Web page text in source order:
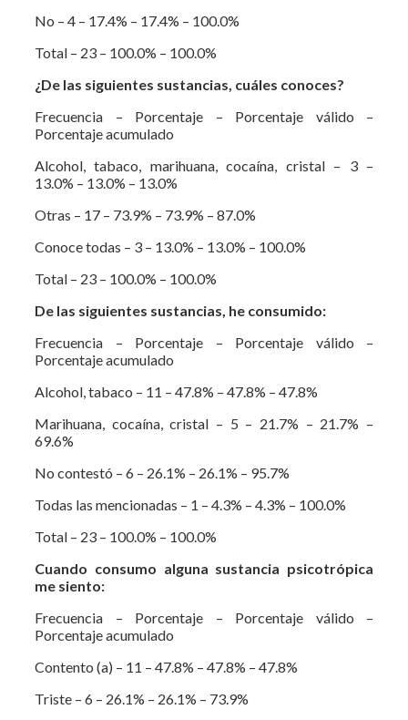
No – 4 – 17.4% – 17.4% – 100.0%
Total – 23 – 100.0% – 100.0%
¿De las siguientes sustancias, cuáles conoces?
Frecuencia – Porcentaje – Porcentaje válido –
Porcentaje acumulado
Alcohol, tabaco, marihuana, cocaína, cristal – 3 –
13.0% – 13.0% – 13.0%
Otras – 17 – 73.9% – 73.9% – 87.0%
Conoce todas – 3 – 13.0% – 13.0% – 100.0%
Total – 23 – 100.0% – 100.0%
De las siguientes sustancias, he consumido:
Frecuencia – Porcentaje – Porcentaje válido –
Porcentaje acumulado
Alcohol, tabaco – 11 – 47.8% – 47.8% – 47.8%
Marihuana, cocaína, cristal – 5 – 21.7% – 21.7% –
69.6%
No contestó – 6 – 26.1% – 26.1% – 95.7%
Todas las mencionadas – 1 – 4.3% – 4.3% – 100.0%
Total – 23 – 100.0% – 100.0%
Cuando consumo alguna sustancia psicotrópica
me siento:
Frecuencia – Porcentaje – Porcentaje válido –
Porcentaje acumulado
Contento (a) – 11 – 47.8% – 47.8% – 47.8%
Triste – 6 – 26.1% – 26.1% – 73.9%